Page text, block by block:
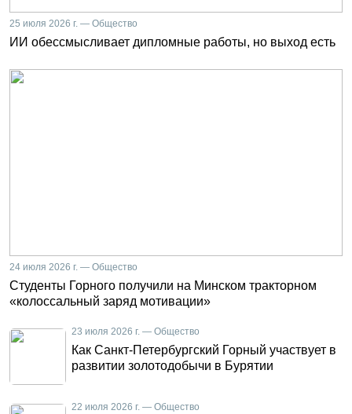
25 июля 2026 г. — Общество
ИИ обессмысливает дипломные работы, но выход есть
24 июля 2026 г. — Общество
Студенты Горного получили на Минском тракторном
«колоссальный заряд мотивации»
23 июля 2026 г. — Общество
Как Санкт-Петербургский Горный участвует в
развитии золотодобычи в Бурятии
22 июля 2026 г. — Общество